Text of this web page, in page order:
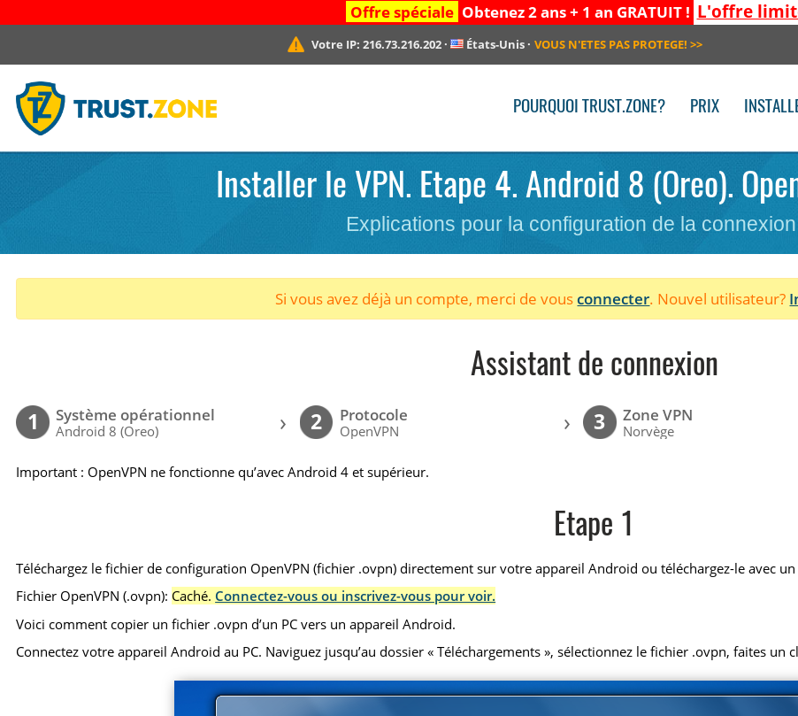
Offre spéciale Obtenez 2 ans + 1 an GRATUIT ! L'offre
Votre IP: 216.73.216.202· États-Unis· VOUS N'ETES PAS PROTEGE! >>
POURQUOI TRUST.ZONE? PRIX
Installer le VPN. Etape 4. Android 8 (Oreo).
Explications pour la configuration de la
Si vous avez déjà un compte, merci de vousconnecter. Nouvel utilisateur?
Assistant de connexion
1 Système opérationnel
Android 8 (Oreo) › 2 Protocole
OpenVPN › 3 Zone VPN
Norvège
Important : OpenVPN ne fonctionne qu’avec Android 4 et supérieur.
Etape 1
Téléchargez le fichier de configuration OpenVPN (fichier .ovpn) directement sur votre appareil Android ou téléchargez-le avec
Fichier OpenVPN (.ovpn): Caché. Connectez-vous ou inscrivez-vous pour voir.
Voici comment copier un fichier .ovpn d’un PC vers un appareil Android.
Connectez votre appareil Android au PC. Naviguez jusqu’au dossier « Téléchargements », sélectionnez le fichier .ovpn, faites un